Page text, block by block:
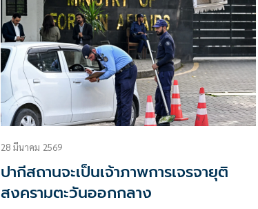
28 มีนาคม 2569
ปากีสถานจะเป็นเจ้าภาพการเจรจายุติ
สงครามตะวันออกกลาง